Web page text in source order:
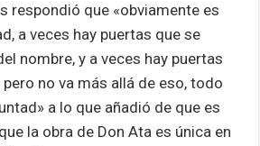
respondió que «obviamente es
a veces hay puertas que se
nombre, y a veces hay puertas
no va más allá de eso, todo
a lo que añadió de que es
la obra de Don Ata es única en